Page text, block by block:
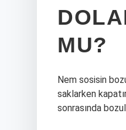
MU?
Nem sosisin
saklarken
sonrasında